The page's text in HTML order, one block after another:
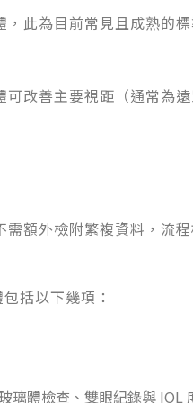
此為目前常見且成熟的標
改善主要視距（通常為
額外檢附繁複資料，流程
括以下幾項：
璃體檢查、雙眼紀錄與 IOL